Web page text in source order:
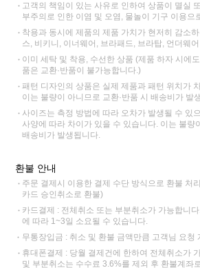
고객의 책임이 있는 사유로 인하여 상품이 멸실
부주의로 인한 이염 및 오염, 물놀이 기구 이용으
착용과 동시에 제품의 제품 가치가 현저히 감소
스, 비키니, 이너웨어, 브라패드, 브라탑, 언더웨
이미 세탁 및 착용, 수선한 상품 (제품 하자 시에
품은 교환·반품이 불가능합니다.)
패턴 디자인의 상품은 실제 제품과 패턴 위치가
이는 불량이 아니므로 교환·반품 시 배송비가 발
사이즈는 측정 방법에 따라 오차가 발생될 수 있
사양에 따라 차이가 있을 수 있습니다. 이는 불량
배송비가 발생됩니다.
환불 안내
주문 결제시 이용한 결제 수단 방식으로 환불 처
카드 승인취소로 환불)
카드결제 : 전체취소 또는 부분취소가 가능합니
에 따라 1~3일 소요될 수 있습니다.
무통장입금 : 취소 및 환불 금액만큼 고객님 요청
휴대폰결제 : 당월 결제건에 한하여 전체취소가
및 부분취소는 수수료 3.6%를 제외 후 환불계좌